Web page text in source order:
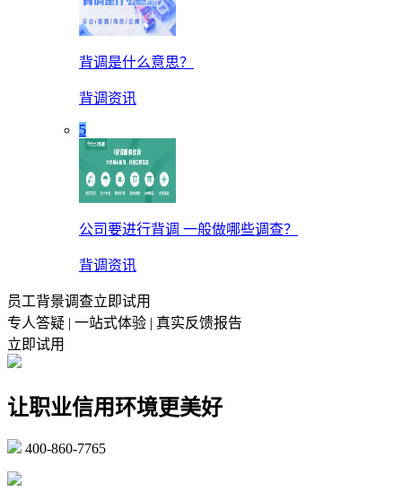
背调是什么意思？
背调资讯
5
公司要进行背调 一般做哪些调查？
背调资讯
员工背景调查立即试用
专人答疑 | 一站式体验 | 真实反馈报告
立即试用
让职业信用环境更美好
400-860-7765